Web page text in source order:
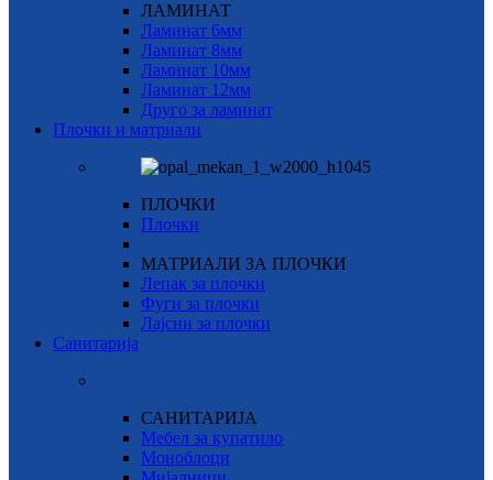
ЛАМИНАТ
Ламинат 6мм
Ламинат 8мм
Ламинат 10мм
Ламинат 12мм
Друго за ламинат
Плочки и матриали
ПЛОЧКИ
Плочки
МАТРИАЛИ ЗА ПЛОЧКИ
Лепак за плочки
Фуги за плочки
Лајсни за плочки
Санитарија
САНИТАРИЈА
Мебел за купатило
Моноблоци